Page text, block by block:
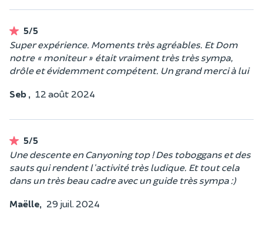
5/5
Super expérience. Moments très agréables. Et Dom
notre « moniteur » était vraiment très très sympa,
drôle et évidemment compétent. Un grand merci à lui
Seb , 12 août 2024
5/5
Une descente en Canyoning top ! Des toboggans et des
sauts qui rendent l'activité très ludique. Et tout cela
dans un très beau cadre avec un guide très sympa :)
Maëlle, 29 juil. 2024